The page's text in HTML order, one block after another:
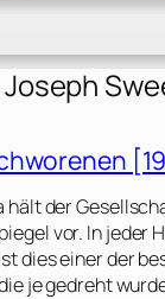
Joseph
hält der
vor. In jeder
dies einer der
je gedreht